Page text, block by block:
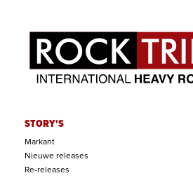
STORY'S
Markant
Nieuwe releases
Re-releases